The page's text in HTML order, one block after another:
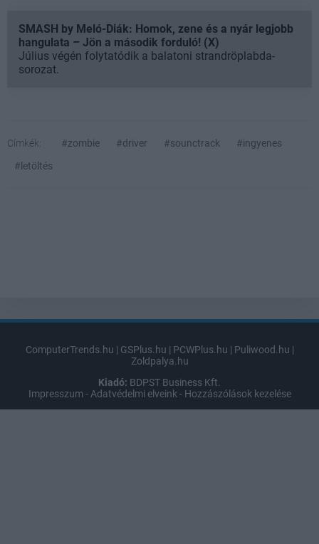
SMASH by Meló-Diák: Homok, zene és a nyár legjobb
hangulata – Jön a második forduló! (X)
Július végén folytatódik a balatoni strandröplabda-
sorozat.
Címkék: #zombie #driver #sounctrack
#ingyenes
#letöltés
ComputerTrends.hu | GSPlus.hu | PCWPlus.hu | Puliwood.hu |
Zoldpalya.hu
Kiadó: BDPST Business Kft.
Impresszum - Adatvédelmi elveink - Hozzászólások kezelése